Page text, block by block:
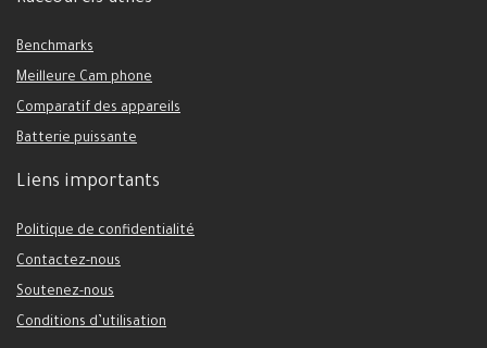
Benchmarks
Meilleure Cam phone
Comparatif des appareils
Batterie puissante
Liens importants
Politique de confidentialité
Contactez-nous
Soutenez-nous
Conditions d’utilisation